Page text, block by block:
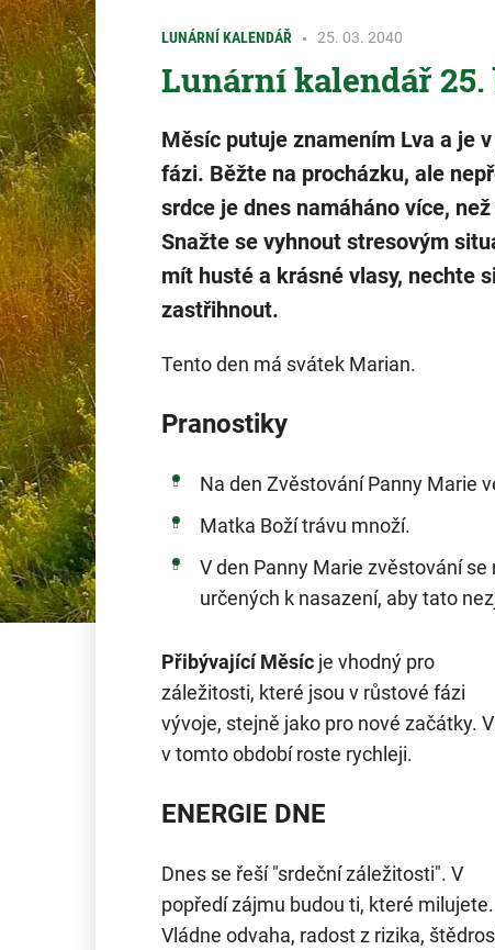
LUNÁRNÍ KALENDÁŘ 25. 03. 2040
Lunární kalendář
Měsíc putuje znamením Lva a je
fázi. Běžte na procházku, ale
srdce je dnes namáháno více,
Snažte se vyhnout stresovým
mít husté a krásné vlasy, nechte
zastřihnout.
Tento den má svátek Marian.
Pranostiky
Na den Zvěstování Panny Marie
Matka Boží trávu množí.
V den Panny Marie zvěstování
určených k nasazení, aby tato
Přibývající Měsíc je vhodný pro
záležitosti, které jsou v růstové fázi
vývoje, stejně jako pro nové začátky.
v tomto období roste rychleji.
ENERGIE DNE
Dnes se řeší "srdeční záležitosti". V
popředí zájmu budou ti, které milujete.
Vládne odvaha, radost z rizika,